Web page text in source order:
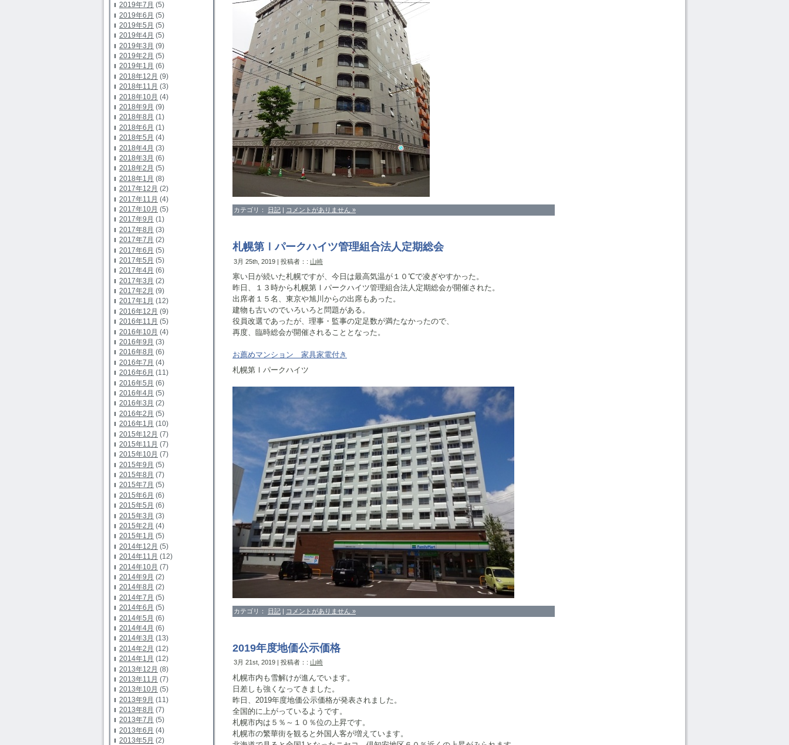
2019年7月 (5)
2019年6月 (5)
2019年5月 (5)
2019年4月 (5)
2019年3月 (9)
2019年2月 (5)
2019年1月 (6)
2018年12月 (9)
2018年11月 (3)
2018年10月 (4)
2018年9月 (9)
2018年8月 (1)
2018年6月 (1)
2018年5月 (4)
2018年4月 (3)
2018年3月 (6)
2018年2月 (5)
2018年1月 (8)
2017年12月 (2)
2017年11月 (4)
2017年10月 (5)
2017年9月 (1)
2017年8月 (3)
2017年7月 (2)
2017年6月 (5)
2017年5月 (5)
2017年4月 (6)
2017年3月 (2)
2017年2月 (9)
2017年1月 (12)
2016年12月 (9)
2016年11月 (5)
2016年10月 (4)
2016年9月 (3)
2016年8月 (6)
2016年7月 (4)
2016年6月 (11)
2016年5月 (6)
2016年4月 (5)
2016年3月 (2)
2016年2月 (5)
2016年1月 (10)
2015年12月 (7)
2015年11月 (7)
2015年10月 (7)
2015年9月 (5)
2015年8月 (7)
2015年7月 (5)
2015年6月 (6)
2015年5月 (6)
2015年3月 (3)
2015年2月 (4)
2015年1月 (5)
2014年12月 (5)
2014年11月 (12)
2014年10月 (7)
2014年9月 (2)
2014年8月 (2)
2014年7月 (5)
2014年6月 (5)
2014年5月 (6)
2014年4月 (6)
2014年3月 (13)
2014年2月 (12)
2014年1月 (12)
2013年12月 (8)
2013年11月 (7)
2013年10月 (5)
2013年9月 (11)
2013年8月 (7)
2013年7月 (5)
2013年6月 (4)
2013年5月 (2)
カテゴリ： 日記 コメントがありません »
札幌第Ⅰパークハイツ管理組合法人定期総会
3月 25th, 2019 | 投稿者：: 山崎
寒い日が続いた札幌ですが、今日は最高気温が１０℃で凌ぎやすかった。
昨日、１３時から札幌第Ⅰパークハイツ管理組合法人定期総会が開催された。
出席者１５名、東京や旭川からの出席もあった。
建物も古いのでいろいろと問題がある。
役員改選であったが、理事・監事の定足数が満たなかったので、
再度、臨時総会が開催されることとなった。
お薦めマンション 家具家電付き
札幌第Ⅰパークハイツ
カテゴリ： 日記 | コメントがありません »
2019年度地価公示価格
3月 21st, 2019 | 投稿者：: 山崎
札幌市内も雪解けが進んでいます。
日差しも強くなってきました。
昨日、2019年度地価公示価格が発表されました。
全国的に上がっているようです。
札幌市内は５％～１０％位の上昇です。
札幌市の繁華街を観ると外国人客が増えています。